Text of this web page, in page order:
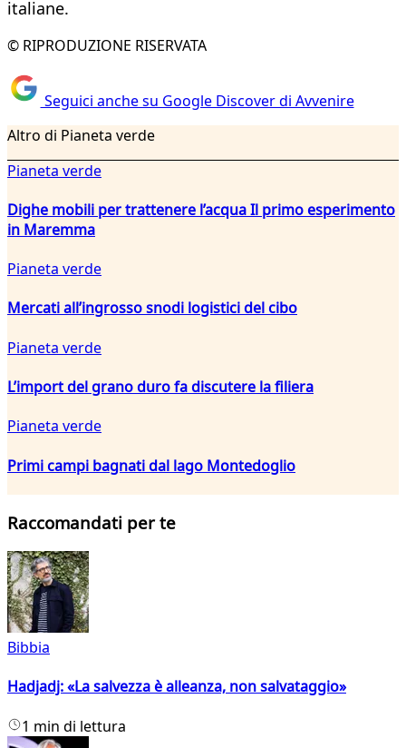
italiane.
© RIPRODUZIONE RISERVATA
Seguici anche su Google Discover di Avvenire
Altro di Pianeta verde
Pianeta verde
Dighe mobili per trattenere l’acqua Il primo esperimento
in Maremma
Pianeta verde
Mercati all’ingrosso snodi logistici del cibo
Pianeta verde
L’import del grano duro fa discutere la filiera
Pianeta verde
Primi campi bagnati dal lago Montedoglio
Raccomandati per te
Bibbia
Hadjadj: «La salvezza è alleanza, non salvataggio»
1 min di lettura